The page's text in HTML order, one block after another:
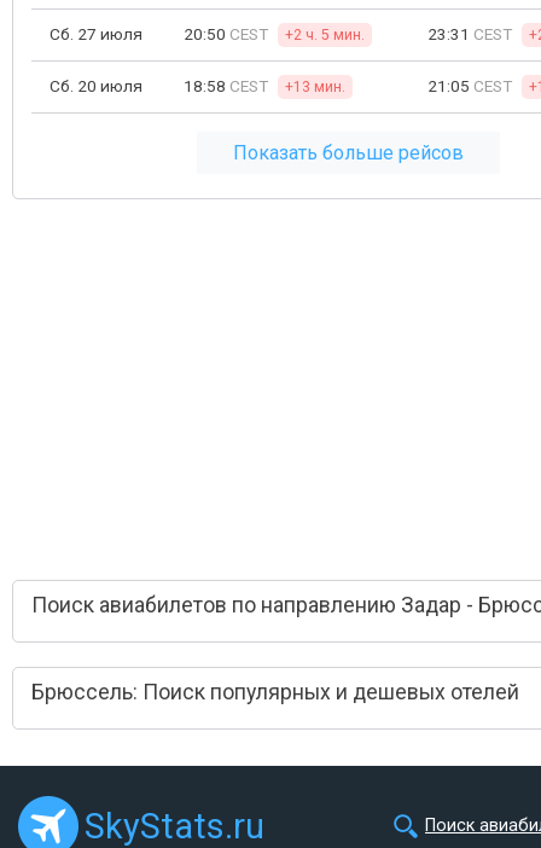
Сб. 27 июля 20:50 CEST +2 ч. 5 мин. 23:31 CEST
Сб. 20 июля 18:58 CEST +13 мин. 21:05 CEST
Показать больше рейсов
Поиск авиабилетов по направлению Задар -
Брюссель: Поиск популярных и дешевых отелей
SkyStats.ru Поиск